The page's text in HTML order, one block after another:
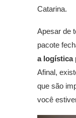
Catarina.
Apesar de
pacote
a logística
Afinal,
que são
você